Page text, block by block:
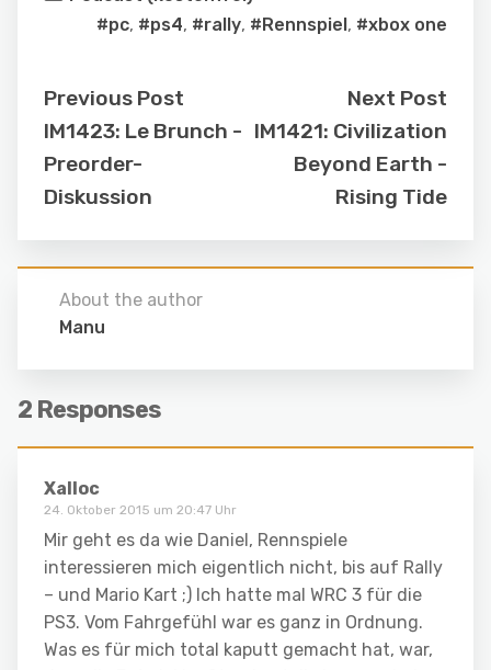
#pc, #ps4, #rally, #Rennspiel, #xbox one
Previous Post
IM1423: Le Brunch -
Preorder-
Diskussion
Next Post
IM1421: Civilization
Beyond Earth -
Rising Tide
About the author
Manu
2 Responses
Xalloc
24. Oktober 2015 um 20:47 Uhr
Mir geht es da wie Daniel, Rennspiele
interessieren mich eigentlich nicht, bis auf Rally
– und Mario Kart ;) Ich hatte mal WRC 3 für die
PS3. Vom Fahrgefühl war es ganz in Ordnung.
Was es für mich total kaputt gemacht hat, war,